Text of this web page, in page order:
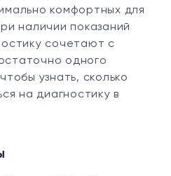
комфортных для
наличии показаний
сочетают с
одного
узнать, сколько
на диагностику в